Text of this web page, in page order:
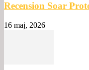
Recension Soar
16 maj, 2026